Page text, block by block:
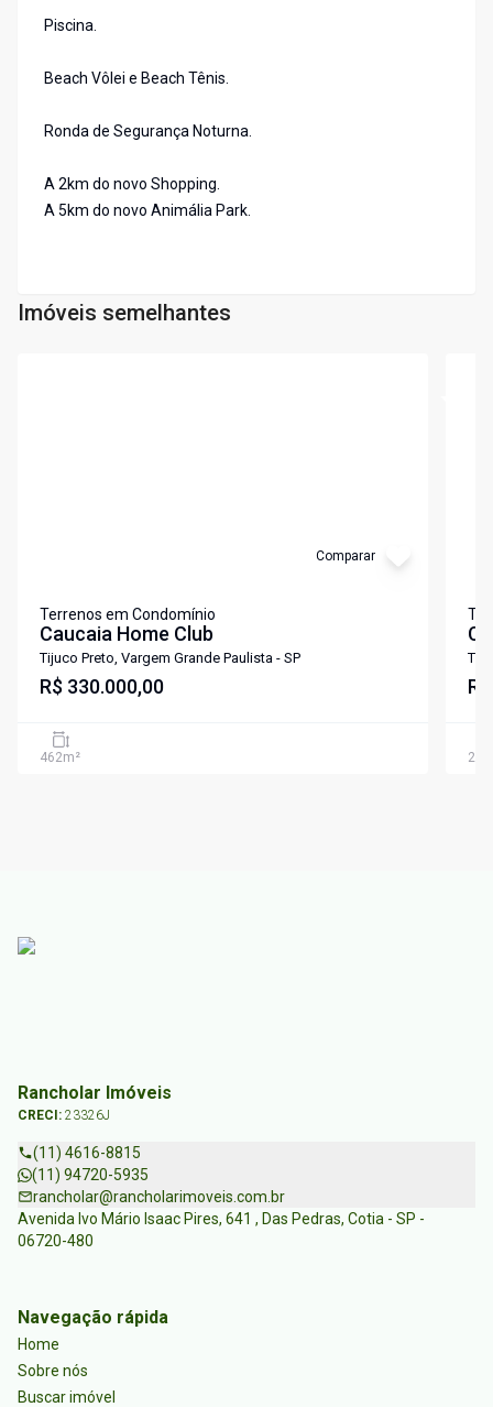
Piscina.
Beach Vôlei e Beach Tênis.
Ronda de Segurança Noturna.
A 2km do novo Shopping.
A 5km do novo Animália Park.
Imóveis semelhantes
Comparar
Terrenos em Condomínio
Caucaia Home Club
Tijuco Preto, Vargem Grande Paulista - SP
R$ 330.000,00
462m² 299
Rancholar Imóveis
CRECI: 23326J
(11) 4616-8815
(11) 94720-5935
rancholar@rancholarimoveis.com.br
Avenida Ivo Mário Isaac Pires, 641 , Das Pedras, Cotia - SP -
06720-480
Navegação rápida
Home
Sobre nós
Buscar imóvel